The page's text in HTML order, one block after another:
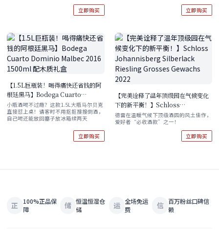
立即购买
立即购买
【1.5L巨瓶装！喝得痛快还省钱的阿
根廷黑马】Bodega Cuarto
Dominio Malbec 2016 1500ml 配
木质礼盒
小瓶酒喝不过瘾？这款1.5L大瓶马尔贝克
直接怼上桌！请客时不用抠抠搜搜倒酒，
自己喝还能放回塞子放冰箱续两天
立即购买
【完美诠释了温年顶级园在气候变化
下的新平衡！】Schloss
Johannisberg Silberlack
Riesling Grosses Gewachs 2022
德雷在温暖气候下顶级酒园的风土佳作，
爱好者“必收酒款”之一！
立即购买
正
100%正品保
障
储 恒温恒湿仓
储
运 全场免运
费
信 百万粉丝口碑信
赖